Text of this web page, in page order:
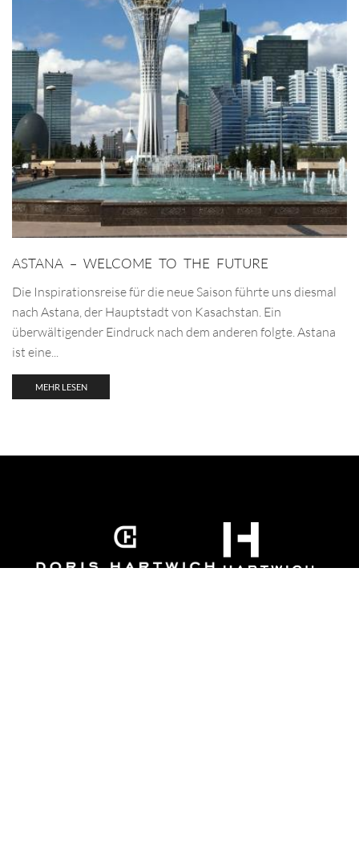
ASTANA – WELCOME TO THE FUTURE
Die Inspirationsreise für die neue Saison führte uns diesmal
nach Astana, der Hauptstadt von Kasachstan. Ein
überwältigender Eindruck nach dem anderen folgte. Astana
ist eine...
MEHR LESEN